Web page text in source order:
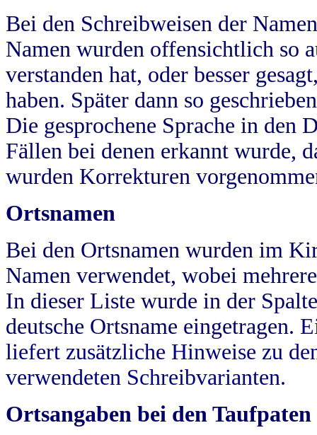
Bei den Schreibweisen der
Namen wurden offensichtlich so
verstanden hat, oder besser
haben. Später dann so
Die gesprochene Sprache in
Fällen bei denen erkannt wurde,
wurden Korrekturen
Ortsnamen
Bei den Ortsnamen wurden im
Namen verwendet, wobei
In dieser Liste wurde in der
deutsche Ortsname eingetragen.
liefert zusätzliche Hinweise zu
verwendeten Schreibvarianten.
Ortsangaben bei den Taufpaten